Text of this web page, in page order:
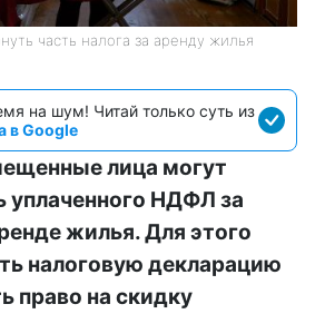
часть налога за аренду жилья
на шум! Читай только суть из
в Google
лица могут
уплаченного НДФЛ за
жилья. Для этого
налоговую декларацию
право на скидку